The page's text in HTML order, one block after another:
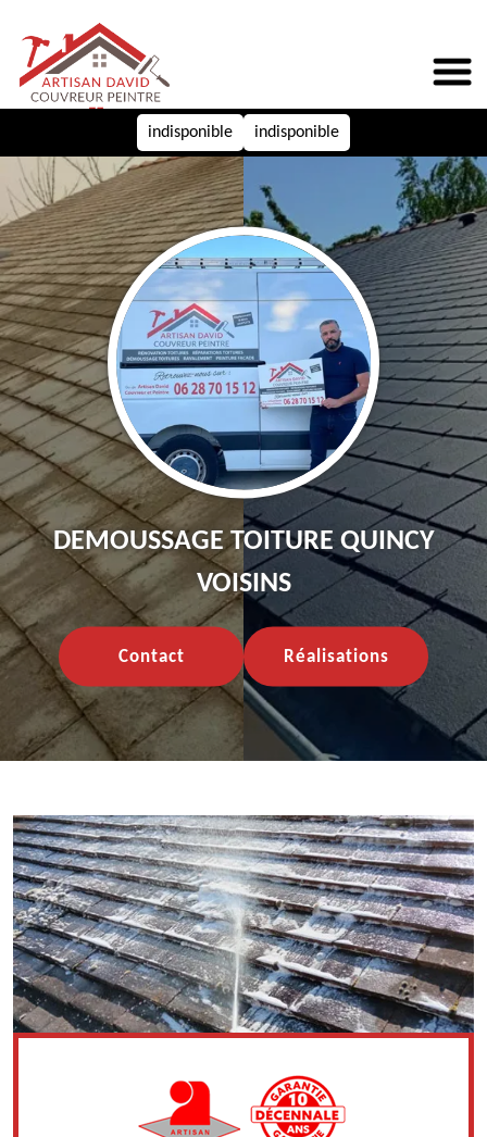
indisponible indisponible
DEMOUSSAGE TOITURE QUINCY
VOISINS
Contact Réalisations